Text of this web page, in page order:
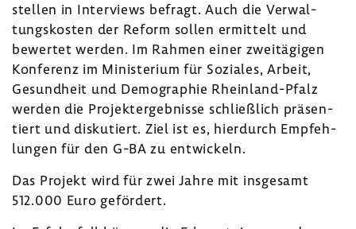
stellen in Inter­views befragt. Auch die Verwal­
tungs­kosten der Reform sollen ermit­telt und
bewertet werden. Im Rahmen einer zwei­tä­gigen
Konfe­renz im Minis­te­rium für Soziales, Arbeit,
Gesund­heit und Demo­gra­phie Rheinland-​Pfalz
werden die Projekt­er­geb­nisse schließ­lich präsen­
tiert und disku­tiert. Ziel ist es, hier­durch Empfeh­
lungen für den G-BA zu entwi­ckeln.
Das Projekt wird für zwei Jahre mit insge­samt
512.000 Euro geför­dert.